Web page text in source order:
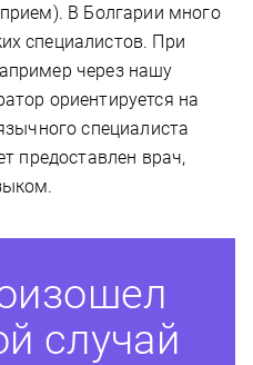
В Болгарии много
специалистов. При
через нашу
ориентируется на
специалиста
предоставлен врач,
случай